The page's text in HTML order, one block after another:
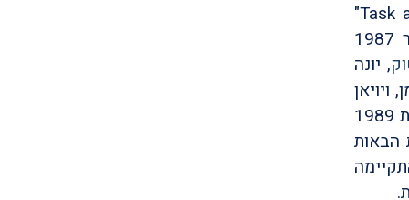
"Task
, התקיימה ב-20-15 בנובמבר 1987
, יונה
גולד, יגאל גינת, מרוין גלר, אוליה חלילי, רפאל מוזס ומני שר. בתחילת 1989
הבאות
הקבוצה. מאז שנת 1989 בה התקיימה